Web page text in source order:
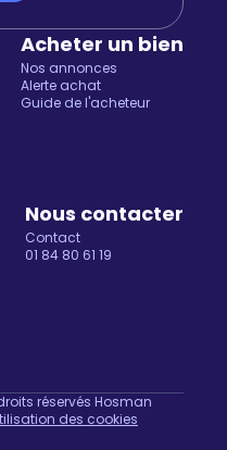
de ce site
mais on aimerait bien
suite, cliquez sur le lien
par
Acheter un bien
Nos annonces
Alerte achat
Guide de l'acheteur
Nous contacter
Contact
01 84 80 61 19
réservés Hosman
des cookies